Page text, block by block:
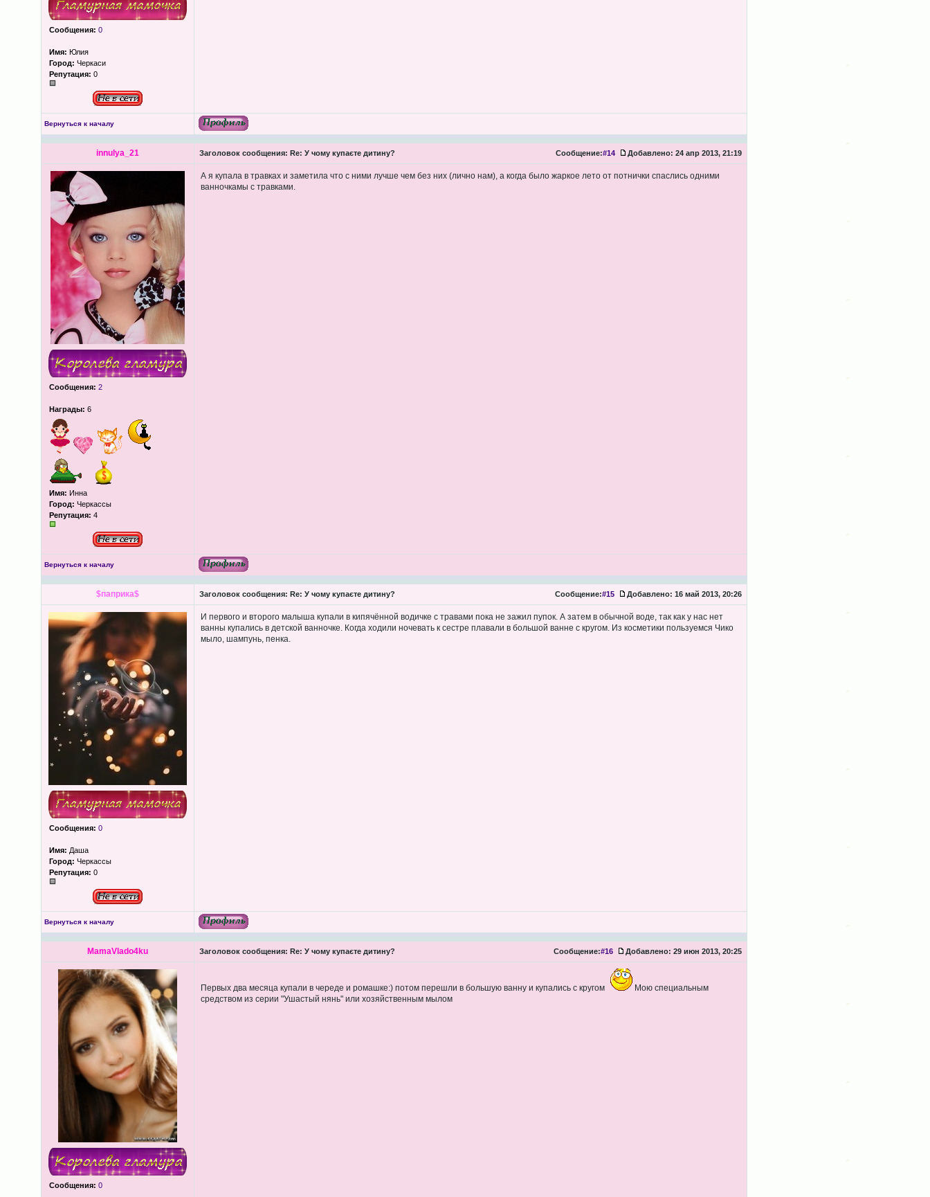
Сообщения: 0
Имя: Юлия
Город: Черкаси
Репутация: 0
Вернуться к началу
innulya_21 Заголовок сообщения: Re: У чому купаєте дитину? Сообщение:#14 Добавлено: 24 апр 2013, 21:19
Сообщения: 2
Награды: 6
Имя: Инна
Город: Черкассы
Репутация: 4
А я купала в травках и заметила что с ними лучше чем без них (лично нам), а когда было жаркое лето от потнички спаслись одними
ванночкамы с травками.
Вернуться к началу
$паприка$ Заголовок сообщения: Re: У чому купаєте дитину? Сообщение:#15 Добавлено: 16 май 2013, 20:26
Сообщения: 0
Имя: Даша
Город: Черкассы
Репутация: 0
И первого и второго малыша купали в кипячённой водичке с травами пока не зажил пупок. А затем в обычной воде, так как у нас нет
ванны купались в детской ванночке. Когда ходили ночевать к сестре плавали в большой ванне с кругом. Из косметики пользуемся Чико
мыло, шампунь, пенка.
Вернуться к началу
MamaVlado4ku Заголовок сообщения: Re: У чому купаєте дитину? Сообщение:#16 Добавлено: 29 июн 2013, 20:25
Сообщения: 0
Первых два месяца купали в череде и ромашке:) потом перешли в большую ванну и купались с кругом
Мою специальным
средством из серии "Ушастый нянь" или хозяйственным мылом